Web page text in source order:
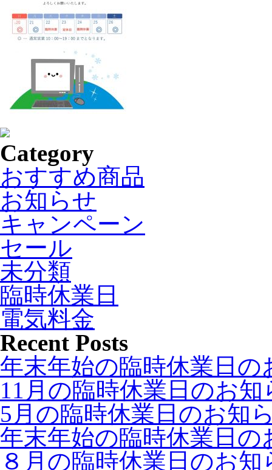
Category
おすすめ商品
お知らせ
キャンペーン
セール
未分類
臨時休業日
電気料金
Recent Posts
年末年始の臨時休業日の
11月の臨時休業日のお知
5月の臨時休業日のお知
年末年始の臨時休業日の
８月の臨時休業日のお知